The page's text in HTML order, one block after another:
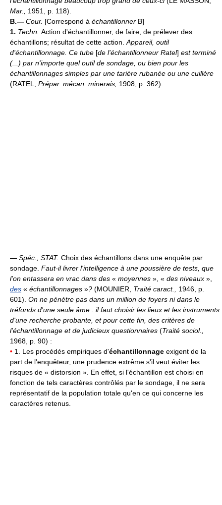
Mar., 1951, p. 118).
B.— Cour. [Correspond à échantillonner B]
1. Techn. Action d'échantillonner, de faire, de prélever des
échantillons; résultat de cette action. Appareil, outil
d'échantillonnage. Ce tube [de l'échantillonneur Ratel] est terminé
(...) par n'importe quel outil de sondage, ou bien pour les
échantillonnages simples par une tarière rubanée ou une cuillère
(RATEL, Prépar. mécan. minerais, 1908, p. 362).
— Spéc., STAT. Choix des échantillons dans une enquête par
sondage. Faut-il livrer l'intelligence à une poussière de tests, que
l'on entassera en vrac dans des « moyennes », « des niveaux »,
des « échantillonnages »? (MOUNIER, Traité caract., 1946, p.
601). On ne pénètre pas dans un million de foyers ni dans le
tréfonds d'une seule âme : il faut choisir les lieux et les instruments
d'une recherche probante, et pour cette fin, des critères de
l'échantillonnage et de judicieux questionnaires (Traité sociol.,
1968, p. 90) :
• 1. Les procédés empiriques d'échantillonnage exigent de la
part de l'enquêteur, une prudence extrême s'il veut éviter les
risques de « distorsion ». En effet, si l'échantillon est choisi en
fonction de tels caractères contrôlés par le sondage, il ne sera
représentatif de la population totale qu'en ce qui concerne les
caractères retenus.